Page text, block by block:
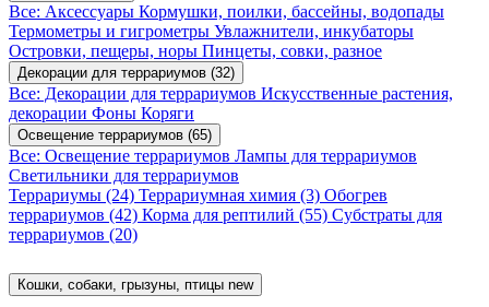
Все: Аксессуары Кормушки, поилки, бассейны, водопады
Термометры и гигрометры Увлажнители, инкубаторы
Островки, пещеры, норы Пинцеты, совки, разное
Декорации для террариумов (32)
Все: Декорации для террариумов Искусственные растения,
декорации Фоны Коряги
Освещение террариумов (65)
Все: Освещение террариумов Лампы для террариумов
Светильники для террариумов
Террариумы (24) Террариумная химия (3) Обогрев
террариумов (42) Корма для рептилий (55) Субстраты для
террариумов (20)
Кошки, собаки, грызуны, птицы new